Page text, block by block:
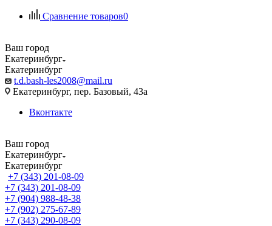
Сравнение товаров0
Ваш город
Екатеринбург
Екатеринбург
t.d.bash-les2008@mail.ru
Екатеринбург, пер. Базовый, 43а
Вконтакте
Ваш город
Екатеринбург
Екатеринбург
+7 (343) 201-08-09
+7 (343) 201-08-09
+7 (904) 988-48-38
+7 (902) 275-67-89
+7 (343) 290-08-09